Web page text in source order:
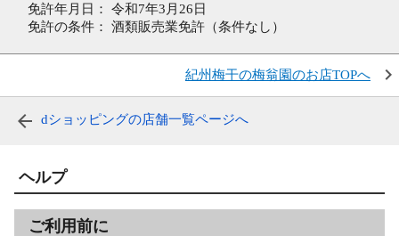
免許年月日： 令和7年3月26日
免許の条件： 酒類販売業免許（条件なし）
紀州梅干の梅翁園のお店TOPへ
dショッピングの店舗一覧ページへ
ヘルプ
ご利用前に